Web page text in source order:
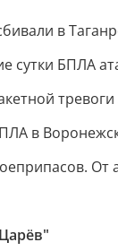
в
сутки БПЛА
в